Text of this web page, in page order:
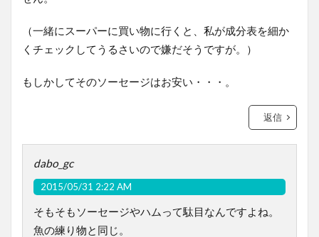
（一緒にスーパーに買い物に行くと、私が成分表を細か
くチェックしてうるさいので嫌だそうですが。）
もしかしてそのソーセージはお安い・・・。
返信
dabo_gc
2015/05/31 2:22 AM
そもそもソーセージやハムって駄目なんですよね。
魚の練り物と同じ。